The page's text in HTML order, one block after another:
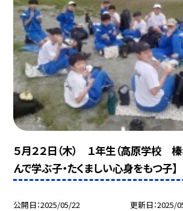
５月２２日（木） １年生（高原学校 榛
んで学ぶ子・たくましい心身をもつ子】
公開日 2025/05/22 更新日 2025/